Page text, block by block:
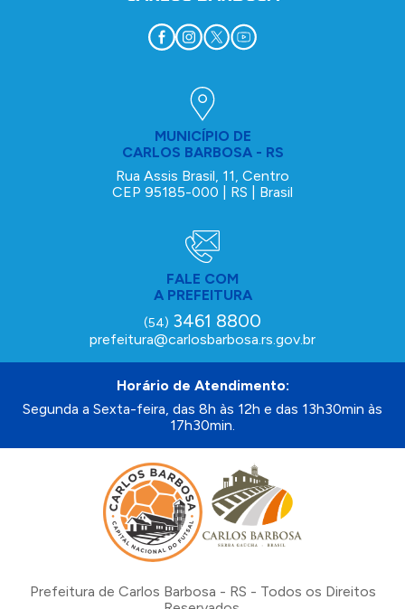
MUNICÍPIO DE
CARLOS BARBOSA - RS
Rua Assis Brasil, 11, Centro
CEP 95185-000 | RS | Brasil
FALE COM
A PREFEITURA
(54) 3461 8800
prefeitura@carlosbarbosa.rs.gov.br
Horário de Atendimento:
Segunda a Sexta-feira, das 8h às 12h e das 13h30min às
17h30min.
Prefeitura de Carlos Barbosa - RS - Todos os Direitos